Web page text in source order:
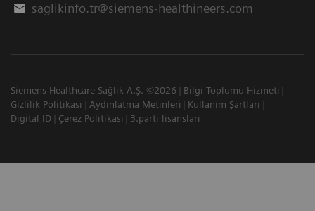
saglikinfo.tr@siemens-healthineers.com
Siemens Healthcare Sağlık A.Ş. ©2026
Bilgi Toplumu Hizmeti
Gizlilik Politikası
Aydınlatma Metinleri
Kullanım Şartları
Digital ID
Çerez Politikası 3.parti lisansları